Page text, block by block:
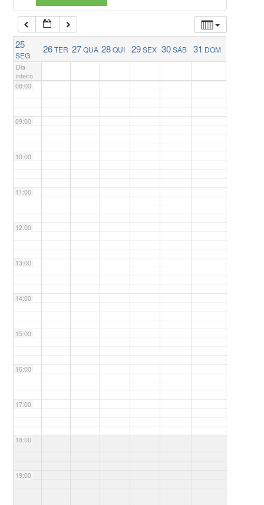
25
SEG
26TER 27QUA 28QUI 29SEX 30SÁB 31 DOM
Dia
inteiro
06:00
07:00
08:00
09:00
10:00
11:00
12:00
13:00
14:00
15:00
16:00
17:00
18:00
19:00